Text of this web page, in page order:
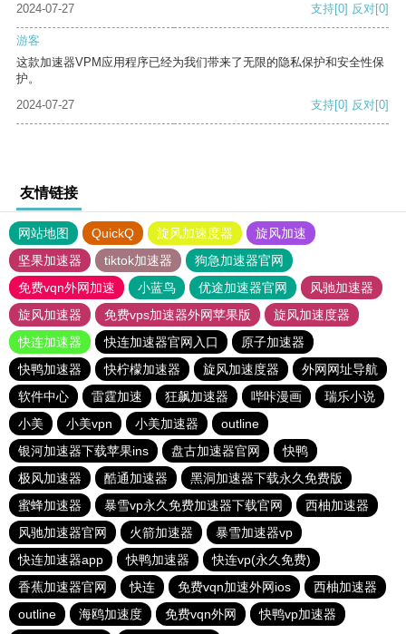
2024-07-27 支持[0] 反对[0]
游客
这款加速器VPM应用程序已经为我们带来了无限的隐私保护和安全性保
护。
2024-07-27
支持[0] 反对[0]
友情链接
网站地图 QuickQ 旋风加速度器
旋风加速
坚果加速器
tiktok加速器
狗急加速器官网
免费vqn外网加速
小蓝鸟 优途加速器官网
风驰加速器
旋风加速器
免费vps加速器外网苹果版
旋风加速度器
快连加速器
快连加速器官网入口
原子加速器
快鸭加速器
快柠檬加速器 旋风加速度器
外网网址导航
软件中心
雷霆加速 狂飙加速器 哔咔漫画
瑞乐小说
小美
小美vpn 小美加速器
outline
银河加速器下载苹果ins
盘古加速器官网
快鸭
极风加速器
酷通加速器
黑洞加速器下载永久免费版
蜜蜂加速器
暴雪vp永久免费加速器下载官网
西柚加速器
风驰加速器官网
火箭加速器
暴雪加速器vp
快连加速器app
快鸭加速器
快连vp(永久免费)
香蕉加速器官网
快连 免费vqn加速外网ios
西柚加速器
outline
海鸥加速度 免费vqn外网 快鸭vp加速器